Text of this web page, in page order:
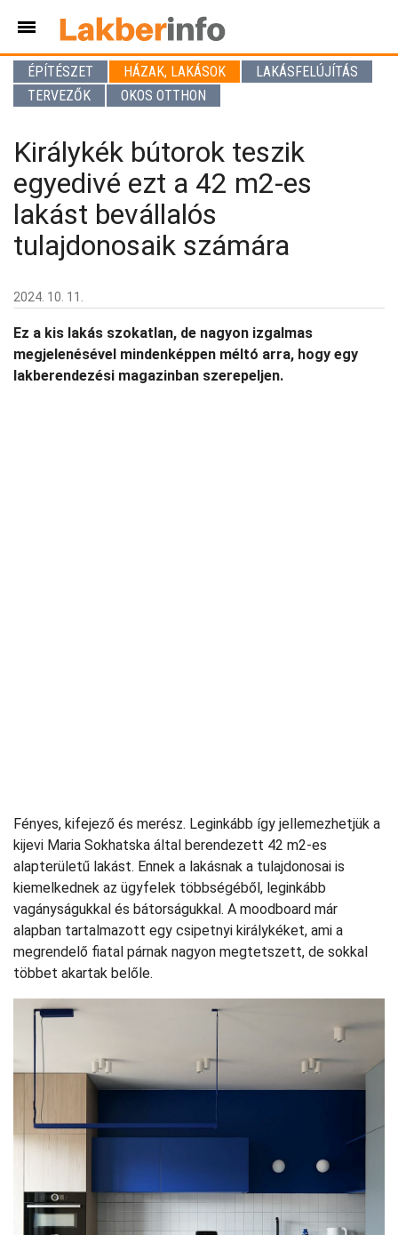
ÉPÍTÉSZET HÁZAK, LAKÁSOK
LAKÁSFELÚJÍTÁS
TERVEZŐK
OKOS OTTHON
Királykék bútorok teszik
egyedivé ezt a 42 m2-es
lakást bevállalós
tulajdonosaik számára
2024. 10. 11.
Ez a kis lakás szokatlan, de nagyon izgalmas
megjelenésével mindenképpen méltó arra, hogy egy
lakberendezési magazinban szerepeljen.
Fényes, kifejező és merész. Leginkább így jellemezhetjük a
kijevi Maria Sokhatska által berendezett 42 m2-es
alapterületű lakást. Ennek a lakásnak a tulajdonosai is
kiemelkednek az ügyfelek többségéből, leginkább
vagányságukkal és bátorságukkal. A moodboard már
alapban tartalmazott egy csipetnyi királykéket, ami a
megrendelő fiatal párnak nagyon megtetszett, de sokkal
többet akartak belőle.